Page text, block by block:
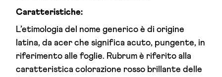
Caratteristiche:
L’etimologia del nome generico è di origine
latina, da acer che significa acuto, pungente, in
riferimento alle foglie. Rubrum è riferito alla
caratteristica colorazione rosso brillante delle